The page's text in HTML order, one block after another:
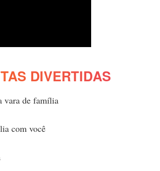
DIVERTIDAS
vara de família
com você